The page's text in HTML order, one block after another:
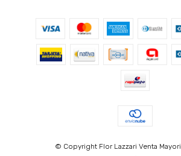
© Copyright Flor Lazzari Venta